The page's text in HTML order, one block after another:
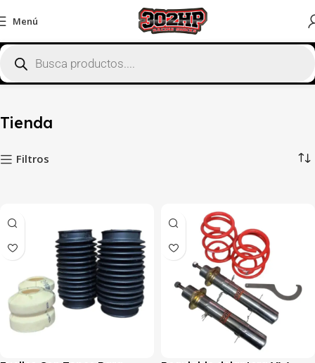
Menú
Inicio Tienda Mostrando 1–12 de 223 resultados
Tienda
Filtros